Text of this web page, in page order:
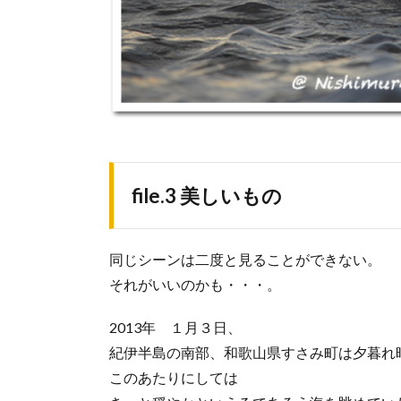
file.3 美しいもの
同じシーンは二度と見ることができない。
それがいいのかも・・・。
2013年 １月３日、
紀伊半島の南部、和歌山県すさみ町は夕暮れ
このあたりにしては